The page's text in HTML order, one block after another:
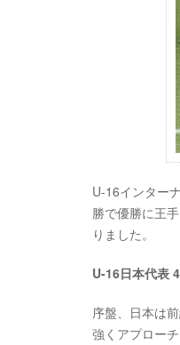
U-16インター
勝で優勝に王
りました。
U-16日本代表
序盤、日本は
強くアプロー